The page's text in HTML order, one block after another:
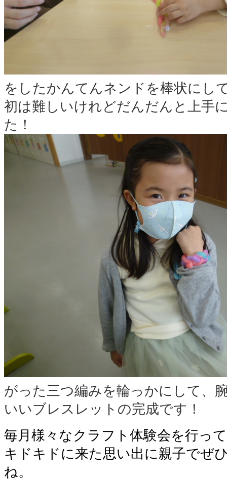
をしたかんてんネンドを棒状にし
初は難しいけれどだんだんと上手
た！
がった三つ編みを輪っかにして、
いいブレスレットの完成です！
毎月様々なクラフト体験会を行っ
キドキドに来た思い出に親子でぜ
ね。